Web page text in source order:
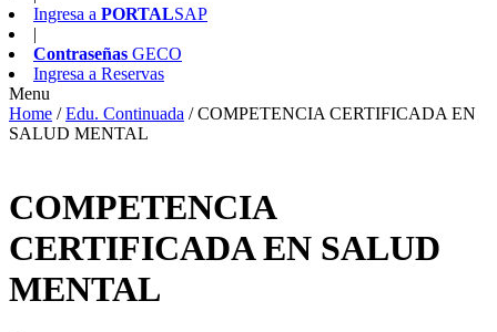
Ingresa a PORTALSAP
|
Contraseñas GECO
Ingresa a Reservas
Menu
Home /Edu. Continuada /COMPETENCIA CERTIFICADA EN
SALUD MENTAL
COMPETENCIA
CERTIFICADA EN SALUD
MENTAL